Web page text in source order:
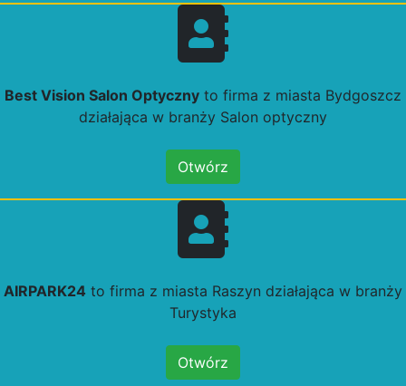
Best Vision Salon Optyczny to firma z miasta Bydgoszcz
działająca w branży Salon optyczny
Otwórz
AIRPARK24 to firma z miasta Raszyn działająca w branży
Turystyka
Otwórz